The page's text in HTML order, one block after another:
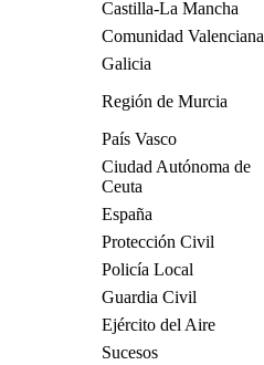
Castilla-La Mancha
Comunidad Valenciana
Galicia
Región de Murcia
País Vasco
Ciudad Autónoma de
Ceuta
España
Protección Civil
Policía Local
Guardia Civil
Ejército del Aire
Sucesos